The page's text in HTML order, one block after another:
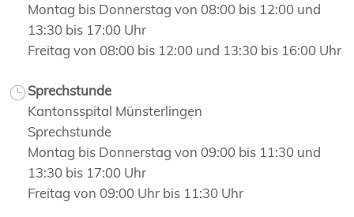
Montag bis Donnerstag von 08:00 bis 12:00 und
13:30 bis 17:00 Uhr
Freitag von 08:00 bis 12:00 und 13:30 bis 16:00 Uhr
Sprechstunde
Kantonsspital Münsterlingen
Sprechstunde
Montag bis Donnerstag von 09:00 bis 11:30 und
13:30 bis 17:00 Uhr
Freitag von 09:00 Uhr bis 11:30 Uhr